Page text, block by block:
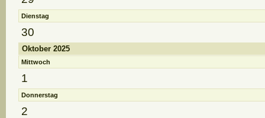
Dienstag
30
Oktober 2025
Mittwoch
1
Donnerstag
2